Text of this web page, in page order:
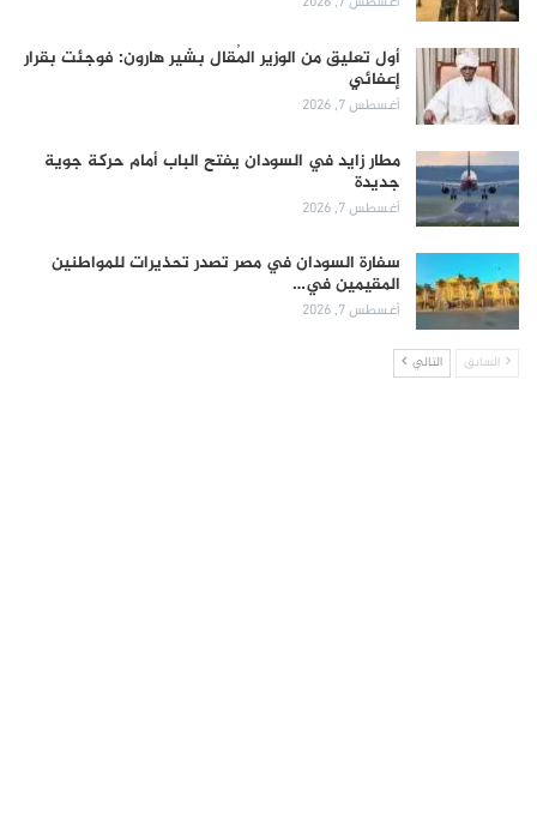
أول تعليق من الوزير المُقال بشير هارون: فوجئت بقرار
إعفائي
أغسطس 7, 2026
مطار زايد في السودان يفتح الباب أمام حركة جوية
جديدة
أغسطس 7, 2026
سفارة السودان في مصر تصدر تحذيرات للمواطنين
المقيمين في…
أغسطس 7, 2026
السابق التالي